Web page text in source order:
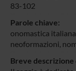
83-102
Parole chiave:
onomastica
neoformazioni,
Breve